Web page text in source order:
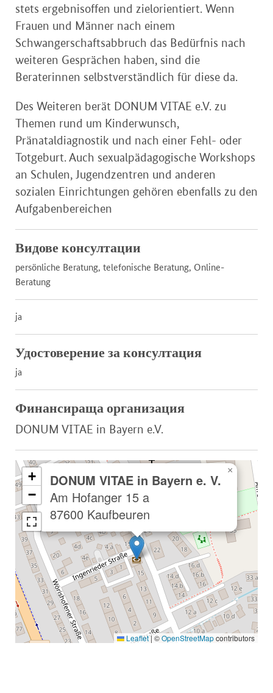
stets ergebnisoffen und zielorientiert. Wenn
Frauen und Männer nach einem
Schwangerschaftsabbruch das Bedürfnis nach
weiteren Gesprächen haben, sind die
Beraterinnen selbstverständlich für diese da.
Des Weiteren berät DONUM VITAE e.V. zu
Themen rund um Kinderwunsch,
Pränataldiagnostik und nach einer Fehl- oder
Totgeburt. Auch sexualpädagogische Workshops
an Schulen, Jugendzentren und anderen
sozialen Einrichtungen gehören ebenfalls zu den
Aufgabenbereichen
Видове консултации
persönliche Beratung, telefonische Beratung, Online-
Beratung
ja
Удостоверение за консултация
ja
Финансираща организация
DONUM VITAE in Bayern e.V.
DONUM VITAE in Bayern e. V.
Am Hofanger 15 a
87600 Kaufbeuren
×
+
−
Leaflet|©OpenStreetMapcontributors